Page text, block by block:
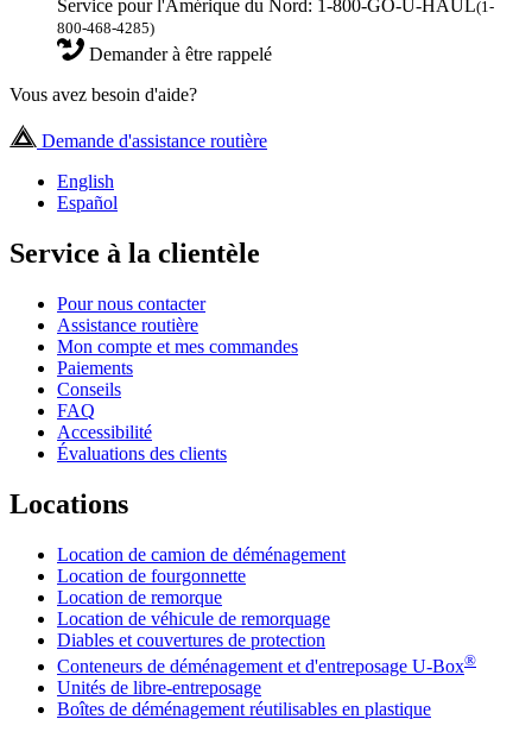
Service pour l'Amérique du Nord: 1-800-GO-U-HAUL(1-
800-468-4285)
Demander à être rappelé
Vous avez besoin d'aide?
Demande d'assistance routière
English
Español
Service à la clientèle
Pour nous contacter
Assistance routière
Mon compte et mes commandes
Paiements
Conseils
FAQ
Accessibilité
Évaluations des clients
Locations
Location de camion de déménagement
Location de fourgonnette
Location de remorque
Location de véhicule de remorquage
Diables et couvertures de protection
Conteneurs de déménagement et d'entreposage U-Box®
Unités de libre-entreposage
Boîtes de déménagement réutilisables en plastique